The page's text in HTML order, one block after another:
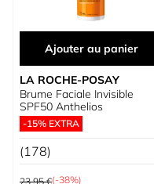
Ajouter au panier
LA ROCHE-POSAY
Brume Faciale Invisible
SPF50 Anthelios
-15% EXTRA
(178)
Prix normal
23,95 €(-38%)